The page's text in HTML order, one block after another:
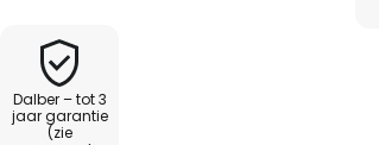
Dankzij de mogelijkheid om
helderheid flexibel worden
sferen in de kinderkamer.
Dalber – tot 3
jaar garantie
(zie